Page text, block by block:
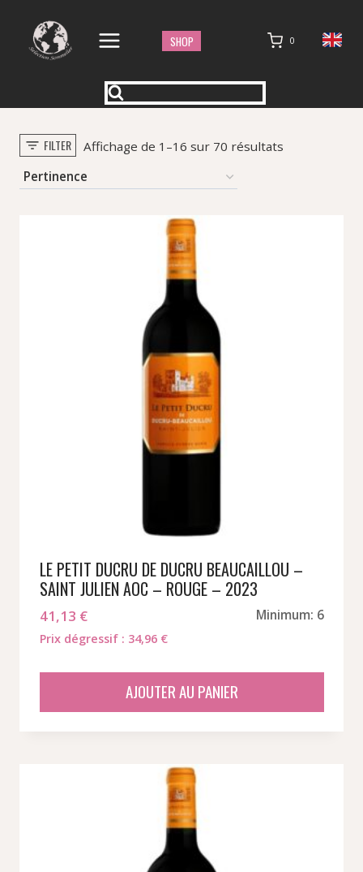
contenu
SHOP 0
FILTER Affichage de 1–16 sur 70 résultatsTrié
LE PETIT DUCRU DE DUCRU BEAUCAILLOU –
SAINT JULIEN AOC – ROUGE – 2023
41,13 € Minimum: 6
Prix dégressif : 34,96 €
AJOUTER AU PANIER